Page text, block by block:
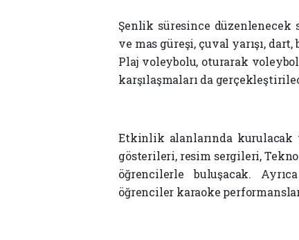
Şenlik süresince
ve mas güreşi, çuval yarışı,
Plaj voleybolu, oturarak
karşılaşmaları da
Etkinlik alanlarında kurulacak
gösterileri, resim sergileri,
öğrencilerle buluşacak.
öğrenciler karaoke